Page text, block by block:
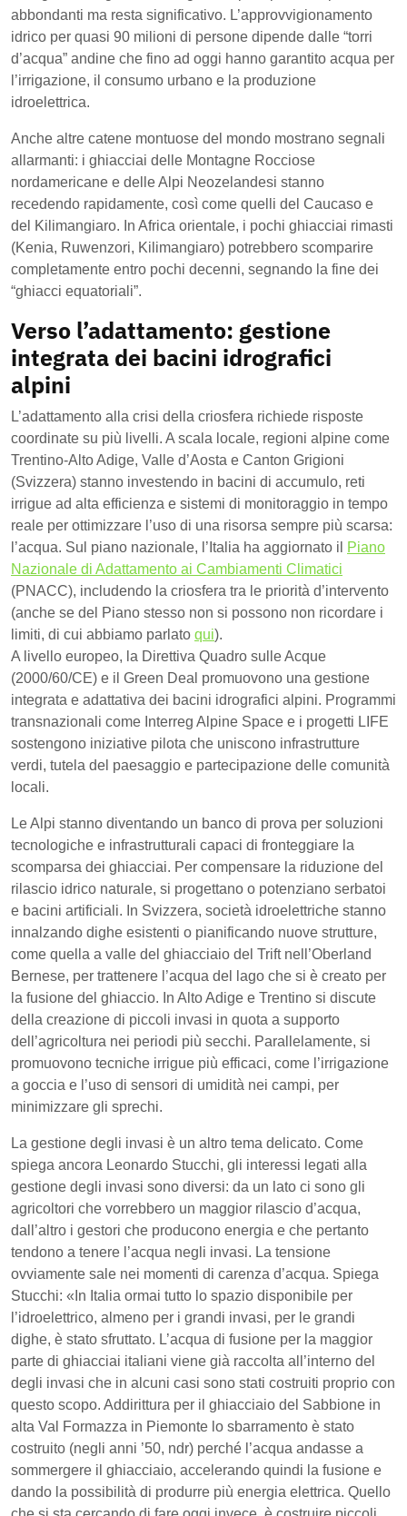
abbondanti ma resta significativo. L’approvvigionamento
idrico per quasi 90 milioni di persone dipende dalle “torri
d’acqua” andine che fino ad oggi hanno garantito acqua per
l’irrigazione, il consumo urbano e la produzione
idroelettrica.
Anche altre catene montuose del mondo mostrano segnali
allarmanti: i ghiacciai delle Montagne Rocciose
nordamericane e delle Alpi Neozelandesi stanno
recedendo rapidamente, così come quelli del Caucaso e
del Kilimangiaro. In Africa orientale, i pochi ghiacciai rimasti
(Kenia, Ruwenzori, Kilimangiaro) potrebbero scomparire
completamente entro pochi decenni, segnando la fine dei
“ghiacci equatoriali”.
Verso l’adattamento: gestione
integrata dei bacini idrografici
alpini
L’adattamento alla crisi della criosfera richiede risposte
coordinate su più livelli. A scala locale, regioni alpine come
Trentino-Alto Adige, Valle d’Aosta e Canton Grigioni
(Svizzera) stanno investendo in bacini di accumulo, reti
irrigue ad alta efficienza e sistemi di monitoraggio in tempo
reale per ottimizzare l’uso di una risorsa sempre più scarsa:
l’acqua. Sul piano nazionale, l’Italia ha aggiornato il
Piano
Nazionale di Adattamento ai Cambiamenti Climatici
(PNACC), includendo la criosfera tra le priorità d’intervento
(anche se del Piano stesso non si possono non ricordare i
limiti, di cui abbiamo parlato qui).
A livello europeo, la Direttiva Quadro sulle Acque
(2000/60/CE) e il Green Deal promuovono una gestione
integrata e adattativa dei bacini idrografici alpini. Programmi
transnazionali come Interreg Alpine Space e i progetti LIFE
sostengono iniziative pilota che uniscono infrastrutture
verdi, tutela del paesaggio e partecipazione delle comunità
locali.
Le Alpi stanno diventando un banco di prova per soluzioni
tecnologiche e infrastrutturali capaci di fronteggiare la
scomparsa dei ghiacciai. Per compensare la riduzione del
rilascio idrico naturale, si progettano o potenziano serbatoi
e bacini artificiali. In Svizzera, società idroelettriche stanno
innalzando dighe esistenti o pianificando nuove strutture,
come quella a valle del ghiacciaio del Trift nell’Oberland
Bernese, per trattenere l’acqua del lago che si è creato per
la fusione del ghiaccio. In Alto Adige e Trentino si discute
della creazione di piccoli invasi in quota a supporto
dell’agricoltura nei periodi più secchi. Parallelamente, si
promuovono tecniche irrigue più efficaci, come l’irrigazione
a goccia e l’uso di sensori di umidità nei campi, per
minimizzare gli sprechi.
La gestione degli invasi è un altro tema delicato. Come
spiega ancora Leonardo Stucchi, gli interessi legati alla
gestione degli invasi sono diversi: da un lato ci sono gli
agricoltori che vorrebbero un maggior rilascio d’acqua,
dall’altro i gestori che producono energia e che pertanto
tendono a tenere l’acqua negli invasi. La tensione
ovviamente sale nei momenti di carenza d’acqua. Spiega
Stucchi: «In Italia ormai tutto lo spazio disponibile per
l’idroelettrico, almeno per i grandi invasi, per le grandi
dighe, è stato sfruttato. L’acqua di fusione per la maggior
parte di ghiacciai italiani viene già raccolta all’interno del
degli invasi che in alcuni casi sono stati costruiti proprio con
questo scopo. Addirittura per il ghiacciaio del Sabbione in
alta Val Formazza in Piemonte lo sbarramento è stato
costruito (negli anni ’50, ndr) perché l’acqua andasse a
sommergere il ghiacciaio, accelerando quindi la fusione e
dando la possibilità di produrre più energia elettrica. Quello